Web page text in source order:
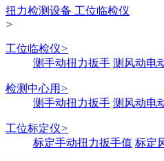
扭力检测设备 工位临检仪
>
工位临检仪>
测手动扭力扳手 测风动电
检测中心用 >
测手动扭力扳手 测风动电
工位标定仪>
标定手动扭力扳手值 标定